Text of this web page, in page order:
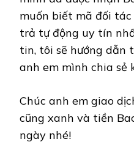
muốn biết mã đối
trả tự động uy tín
tin, tôi sẽ hướng dẫn
anh em mình chia sẻ
Chúc anh em giao
cũng xanh và tiền
ngày nhé!